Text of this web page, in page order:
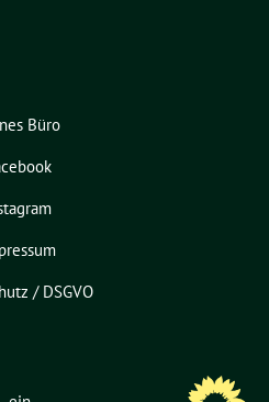
Büro
/ DSGVO